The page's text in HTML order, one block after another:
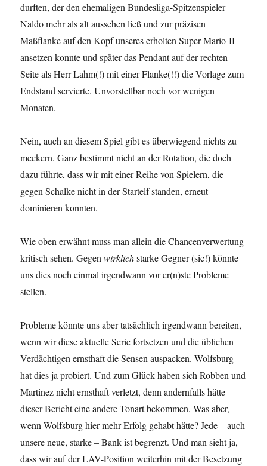
durften, der den ehemaligen Bundesliga-Spitzenspieler
Naldo mehr als alt aussehen ließ und zur präzisen
Maßflanke auf den Kopf unseres erholten Super-Mario-II
ansetzen konnte und später das Pendant auf der rechten
Seite als Herr Lahm(!) mit einer Flanke(!!) die Vorlage zum
Endstand servierte. Unvorstellbar noch vor wenigen
Monaten.
Nein, auch an diesem Spiel gibt es überwiegend nichts zu
meckern. Ganz bestimmt nicht an der Rotation, die doch
dazu führte, dass wir mit einer Reihe von Spielern, die
gegen Schalke nicht in der Startelf standen, erneut
dominieren konnten.
Wie oben erwähnt muss man allein die Chancenverwertung
kritisch sehen. Gegenwirklichstarke Gegner (sic!) könnte
uns dies noch einmal irgendwann vor er(n)ste Probleme
stellen.
Probleme könnte uns aber tatsächlich irgendwann bereiten,
wenn wir diese aktuelle Serie fortsetzen und die üblichen
Verdächtigen ernsthaft die Sensen auspacken. Wolfsburg
hat dies ja probiert. Und zum Glück haben sich Robben und
Martinez nicht ernsthaft verletzt, denn andernfalls hätte
dieser Bericht eine andere Tonart bekommen. Was aber,
wenn Wolfsburg hier mehr Erfolg gehabt hätte? Jede – auch
unsere neue, starke – Bank ist begrenzt. Und man sieht ja,
dass wir auf der LAV-Position weiterhin mit der Besetzung